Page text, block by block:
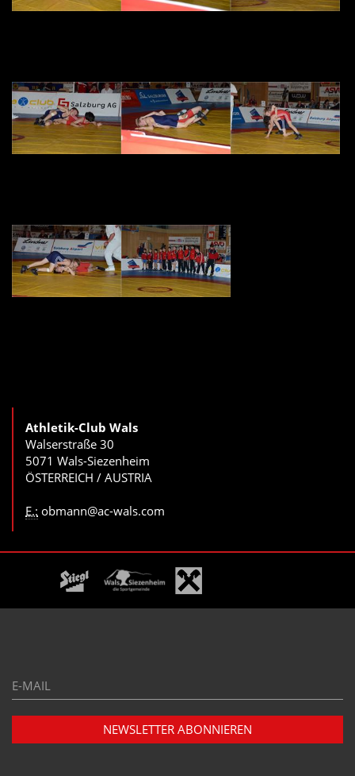
Athletik-Club Wals
Walserstraße 30
5071 Wals-Siezenheim
ÖSTERREICH / AUSTRIA
E.: obmann@ac-wals.com
E-
Mail*